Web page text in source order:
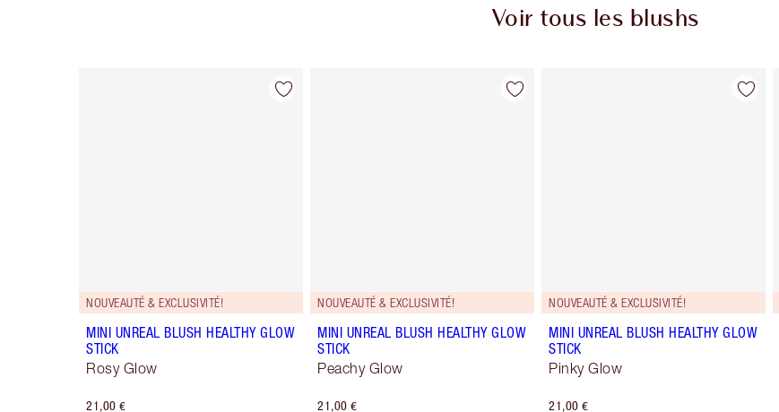
Voir tous les blushs
Article 1 sur 61
NOUVEAUTÉ & EXCLUSIVITÉ!
MINI UNREAL BLUSH HEALTHY GLOW
STICK
Rosy Glow
21,00 €
Article 2 sur 61
NOUVEAUTÉ & EXCLUSIVITÉ!
MINI UNREAL BLUSH HEALTHY GLOW
STICK
Peachy Glow
21,00 €
Article 3 sur 61
NOUVEAUTÉ & EXCLUSIVITÉ!
MINI UNREAL BLUSH HEALTHY GLOW
STICK
Pinky Glow
21,00 €